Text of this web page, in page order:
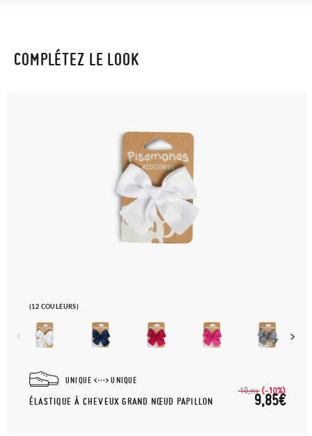
COMPLÉTEZ LE LOOK
(12 COULEURS)
UNIQUE UNIQUE
ÉLASTIQUE À CHEVEUX GRAND NŒUD PAPILLON
10,95€ (-10%)
9,85€